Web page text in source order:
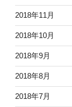
2018年11月
2018年10月
2018年9月
2018年8月
2018年7月